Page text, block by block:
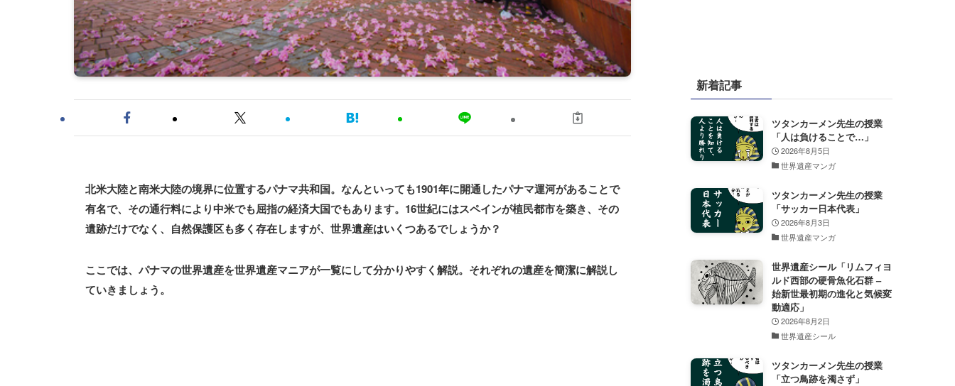
北米大陸と南米大陸の境界に位置するパナマ共和国。なんといっても1901年に開通したパナマ運河があることで
有名で、その通行料により中米でも屈指の経済大国でもあります。16世紀にはスペインが植民都市を築き、その
遺跡だけでなく、自然保護区も多く存在しますが、世界遺産はいくつあるでしょうか？
ここでは、パナマの世界遺産を世界遺産マニアが一覧にして分かりやすく解説。それぞれの遺産を簡潔に解説し
ていきましょう。
新着記事
ツタンカーメン先生の授業
「人は負けることで…」
2026年8月5日
世界遺産マンガ
ツタンカーメン先生の授業
「サッカー日本代表」
2026年8月3日
世界遺産マンガ
世界遺産シール「リムフィヨ
ルド西部の硬骨魚化石群 –
始新世最初期の進化と気候変
動適応」
2026年8月2日
世界遺産シール
ツタンカーメン先生の授業
「立つ鳥跡を濁さず」